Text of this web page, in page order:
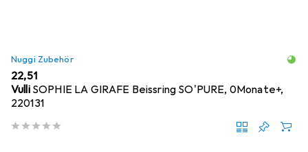
Nuggi Zubehör
EUR
22,51
Vulli SOPHIE LA GIRAFE Beissring SO'PURE, 0Monate+,
220131